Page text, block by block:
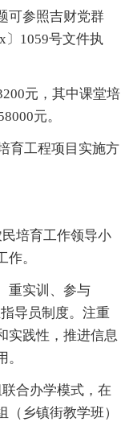
可参照吉财党群
〕1059号文件执
元，其中课堂培
元。
育工程项目实施方
培育工作领导小
。
重实训、参与
导员制度。注重
实践性，推进信息
合办学模式，在
乡镇街教学班）